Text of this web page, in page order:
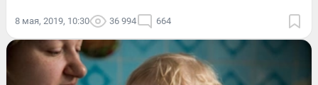
8 мая, 2019, 10:30 36 994 664